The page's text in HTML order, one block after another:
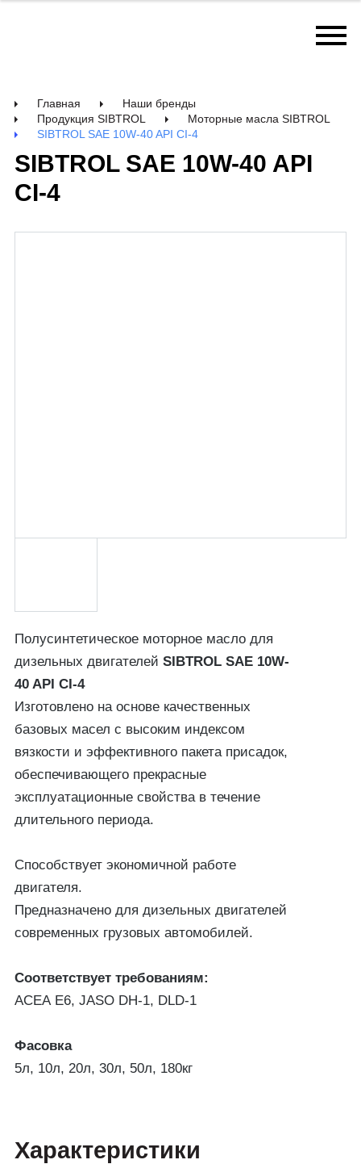
Главная
Наши бренды
Продукция SIBTROL
Моторные масла SIBTROL
SIBTROL SAE 10W-40 API CI-4
SIBTROL SAE 10W-40 API
CI-4
Полусинтетическое моторное масло для
дизельных двигателей SIBTROL SAE 10W-
40 API CI-4
Изготовлено на основе качественных
базовых масел с высоким индексом
вязкости и эффективного пакета присадок,
обеспечивающего прекрасные
эксплуатационные свойства в течение
длительного периода.
Способствует экономичной работе
двигателя.
Предназначено для дизельных двигателей
современных грузовых автомобилей.
Соответствует требованиям:
ACEA E6, JASO DH-1, DLD-1
Фасовка
5л, 10л, 20л, 30л, 50л, 180кг
Характеристики